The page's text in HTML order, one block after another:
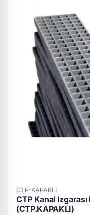
CTP-KAPAKLI
CTP Kanal
(CTP.KAPAKLI)